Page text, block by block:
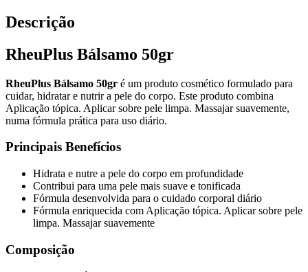
Descrição
RheuPlus Bálsamo 50gr
RheuPlus Bálsamo 50gr é um produto cosmético formulado para
cuidar, hidratar e nutrir a pele do corpo. Este produto combina
Aplicação tópica. Aplicar sobre pele limpa. Massajar suavemente,
numa fórmula prática para uso diário.
Principais Benefícios
Hidrata e nutre a pele do corpo em profundidade
Contribui para uma pele mais suave e tonificada
Fórmula desenvolvida para o cuidado corporal diário
Fórmula enriquecida com Aplicação tópica. Aplicar sobre pele
limpa. Massajar suavemente
Composição